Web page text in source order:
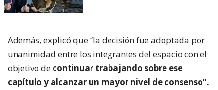
Además, explicó que “la decisión fue adoptada por
unanimidad entre los integrantes del espacio con el
objetivo de continuar trabajando sobre ese
capítulo y alcanzar un mayor nivel de consenso”.